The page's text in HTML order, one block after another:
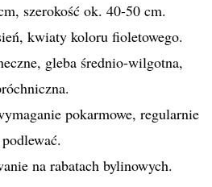
szerokość ok. 40-50 cm.
kwiaty koloru fioletowego.
gleba średnio-wilgotna,
pokarmowe, regularnie
podlewać.
na rabatach bylinowych.